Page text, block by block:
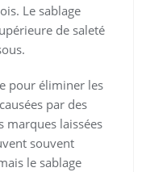
Le sablage
de saleté
pour éliminer les
par des
marques laissées
souvent
le sablage